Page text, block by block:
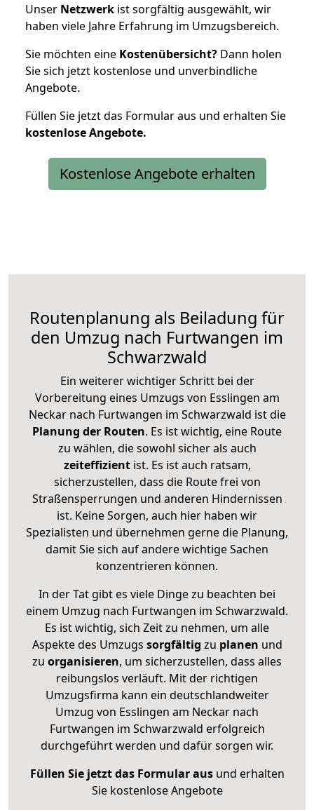
Unser Netzwerk ist sorgfältig ausgewählt, wir
haben viele Jahre Erfahrung im Umzugsbereich.
Sie möchten eine Kostenübersicht? Dann holen
Sie sich jetzt kostenlose und unverbindliche
Angebote.
Füllen Sie jetzt das Formular aus und erhalten Sie
kostenloseAngebote.
Kostenlose Angebote erhalten
Routenplanung als Beiladung für
den Umzug nach Furtwangen im
Schwarzwald
Ein weiterer wichtiger Schritt bei der
Vorbereitung eines Umzugs von Esslingen am
Neckar nach Furtwangen im Schwarzwald ist die
Planung der Routen. Es ist wichtig, eine Route
zu wählen, die sowohl sicher als auch
zeiteffizientist. Es ist auch ratsam,
sicherzustellen, dass die Route frei von
Straßensperrungen und anderen Hindernissen
ist. Keine Sorgen, auch hier haben wir
Spezialisten und übernehmen gerne die Planung,
damit Sie sich auf andere wichtige Sachen
konzentrieren können.
In der Tat gibt es viele Dinge zu beachten bei
einem Umzug nach Furtwangen im Schwarzwald.
Es ist wichtig, sich Zeit zu nehmen, um alle
Aspekte des Umzugs sorgfältig zu planen und
zu organisieren, um sicherzustellen, dass alles
reibungslos verläuft. Mit der richtigen
Umzugsfirma kann ein deutschlandweiter
Umzug von Esslingen am Neckar nach
Furtwangen im Schwarzwald erfolgreich
durchgeführt werden und dafür sorgen wir.
Füllen Sie jetzt das Formular ausund erhalten
Sie kostenlose Angebote